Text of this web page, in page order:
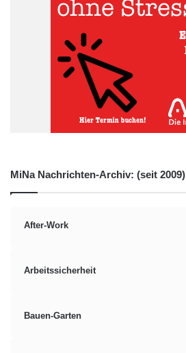
MiNa Nachrichten-Archiv: (seit 2009)
After-Work
Arbeitssicherheit
Bauen-Garten